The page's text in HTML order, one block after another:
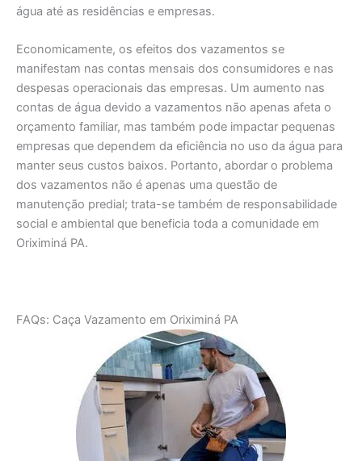
água até as residências e empresas.
Economicamente, os efeitos dos vazamentos se
manifestam nas contas mensais dos consumidores e nas
despesas operacionais das empresas. Um aumento nas
contas de água devido a vazamentos não apenas afeta o
orçamento familiar, mas também pode impactar pequenas
empresas que dependem da eficiência no uso da água para
manter seus custos baixos. Portanto, abordar o problema
dos vazamentos não é apenas uma questão de
manutenção predial; trata-se também de responsabilidade
social e ambiental que beneficia toda a comunidade em
Oriximiná PA.
FAQs: Caça Vazamento em Oriximiná PA